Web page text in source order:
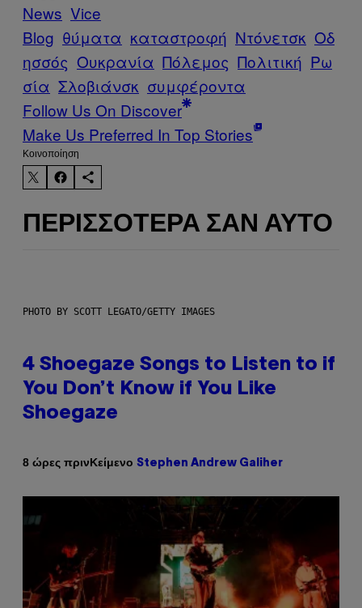
News Vice
Blog θύματα καταστροφή Ντόνετσκ Οδ
ησσός Ουκρανία Πόλεμος Πολιτική Ρω
σία Σλοβιάνσκ συμφέροντα
Follow Us On Discover
Make Us Preferred In Top Stories
Kοινοποίηση
ΠΕΡΙΣΣΌΤΕΡΑ ΣΑΝ ΑΥΤΌ
PHOTO BY SCOTT LEGATO/GETTY IMAGES
4 Shoegaze Songs to Listen to if
You Don’t Know if You Like
Shoegaze
8 ώρες πρινΚείμενο Stephen Andrew Galiher